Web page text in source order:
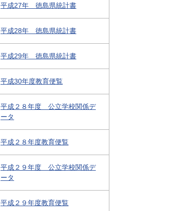
平成27年 徳島県統計書
平成28年 徳島県統計書
平成29年 徳島県統計書
平成30年度教育便覧
平成２８年度 公立学校関係デ
ータ
平成２８年度教育便覧
平成２９年度 公立学校関係デ
ータ
平成２９年度教育便覧